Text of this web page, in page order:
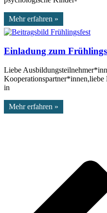
Mehr erfahren »
Einladung zum
Liebe
in
Mehr erfahren »